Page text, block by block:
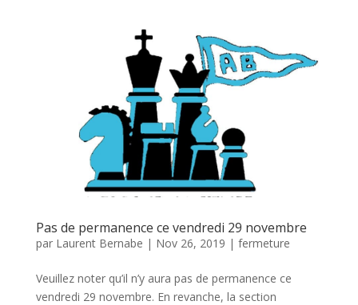
Pas de permanence ce vendredi 29 novembre
par Laurent Bernabe | Nov 26, 2019 | fermeture
Veuillez noter qu’il n’y aura pas de permanence ce
vendredi 29 novembre. En revanche, la section